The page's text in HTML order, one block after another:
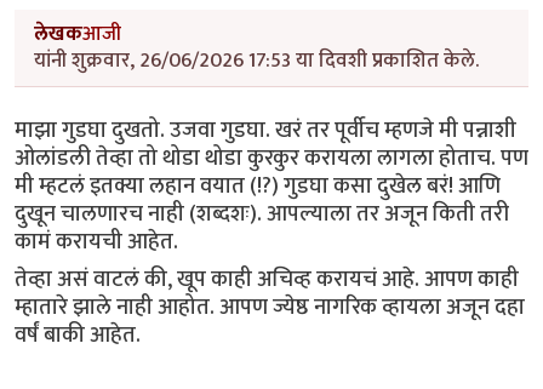
लेखकआजी
यांनी शुक्रवार, 26/06/2026 17:53 या दिवशी प्रकाशित केले.
माझा गुडघा दुखतो. उजवा गुडघा. खरं तर पूर्वीच म्हणजे मी पन्नाशी
ओलांडली तेव्हा तो थोडा थोडा कुरकुर करायला लागला होताच. पण
मी म्हटलं इतक्या लहान वयात (!?) गुडघा कसा दुखेल बरं! आणि
दुखून चालणारच नाही (शब्दशः). आपल्याला तर अजून किती तरी
कामं करायची आहेत.
तेव्हा असं वाटलं की, खूप काही अचिव्ह करायचं आहे. आपण काही
म्हातारे झाले नाही आहोत. आपण ज्येष्ठ नागरिक व्हायला अजून दहा
वर्षं बाकी आहेत.